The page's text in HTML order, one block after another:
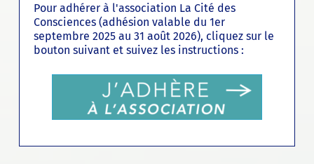
Pour adhérer à l'association La Cité des
Consciences (adhésion valable du 1er
septembre 2025 au 31 août 2026), cliquez sur le
bouton suivant et suivez les instructions :